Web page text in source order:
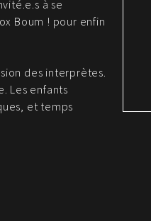
à se
Boum ! pour enfin
des interprètes.
Les enfants
et temps